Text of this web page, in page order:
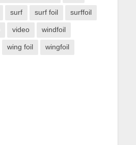
surf surf foil surffoil
video windfoil
wing foil wingfoil